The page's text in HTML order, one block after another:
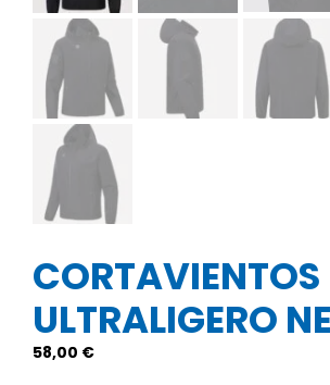
CORTAVIENTOS
ULTRALIGERO
58,00 €